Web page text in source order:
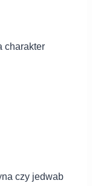
charakter
czy jedwab